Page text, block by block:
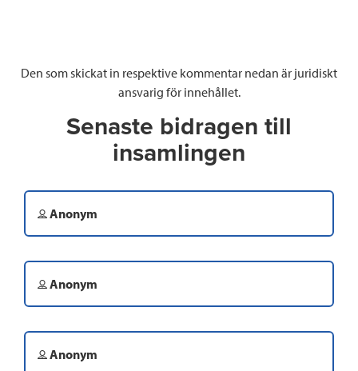
Den som skickat in respektive kommentar nedan är juridiskt
ansvarig för innehållet.
Senaste bidragen till
insamlingen
Anonym
Anonym
Anonym